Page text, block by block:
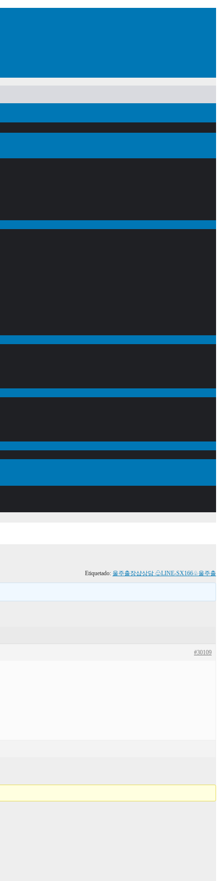
Etiquetado: 울주출장샵상담 ♧LINE-SX166♧울주출
#30109